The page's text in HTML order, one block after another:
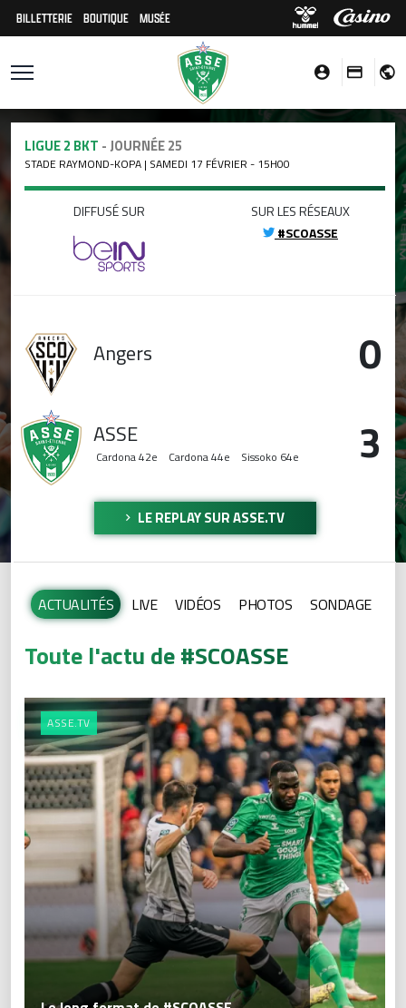
BILLETTERIE BOUTIQUE MUSÉE
LIGUE 2 BKT - JOURNÉE 25
STADE RAYMOND-KOPA | SAMEDI 17 FÉVRIER - 15H00
DIFFUSÉ SUR
SUR LES RÉSEAUX
#SCOASSE
Angers 0
ASSE
Cardona42e Cardona44e Sissoko 64e 3
LE REPLAY SUR ASSE.TV
ACTUALITÉS LIVE VIDÉOS PHOTOS SONDAGE
Toute l'actu de #SCOASSE
ASSE.TV